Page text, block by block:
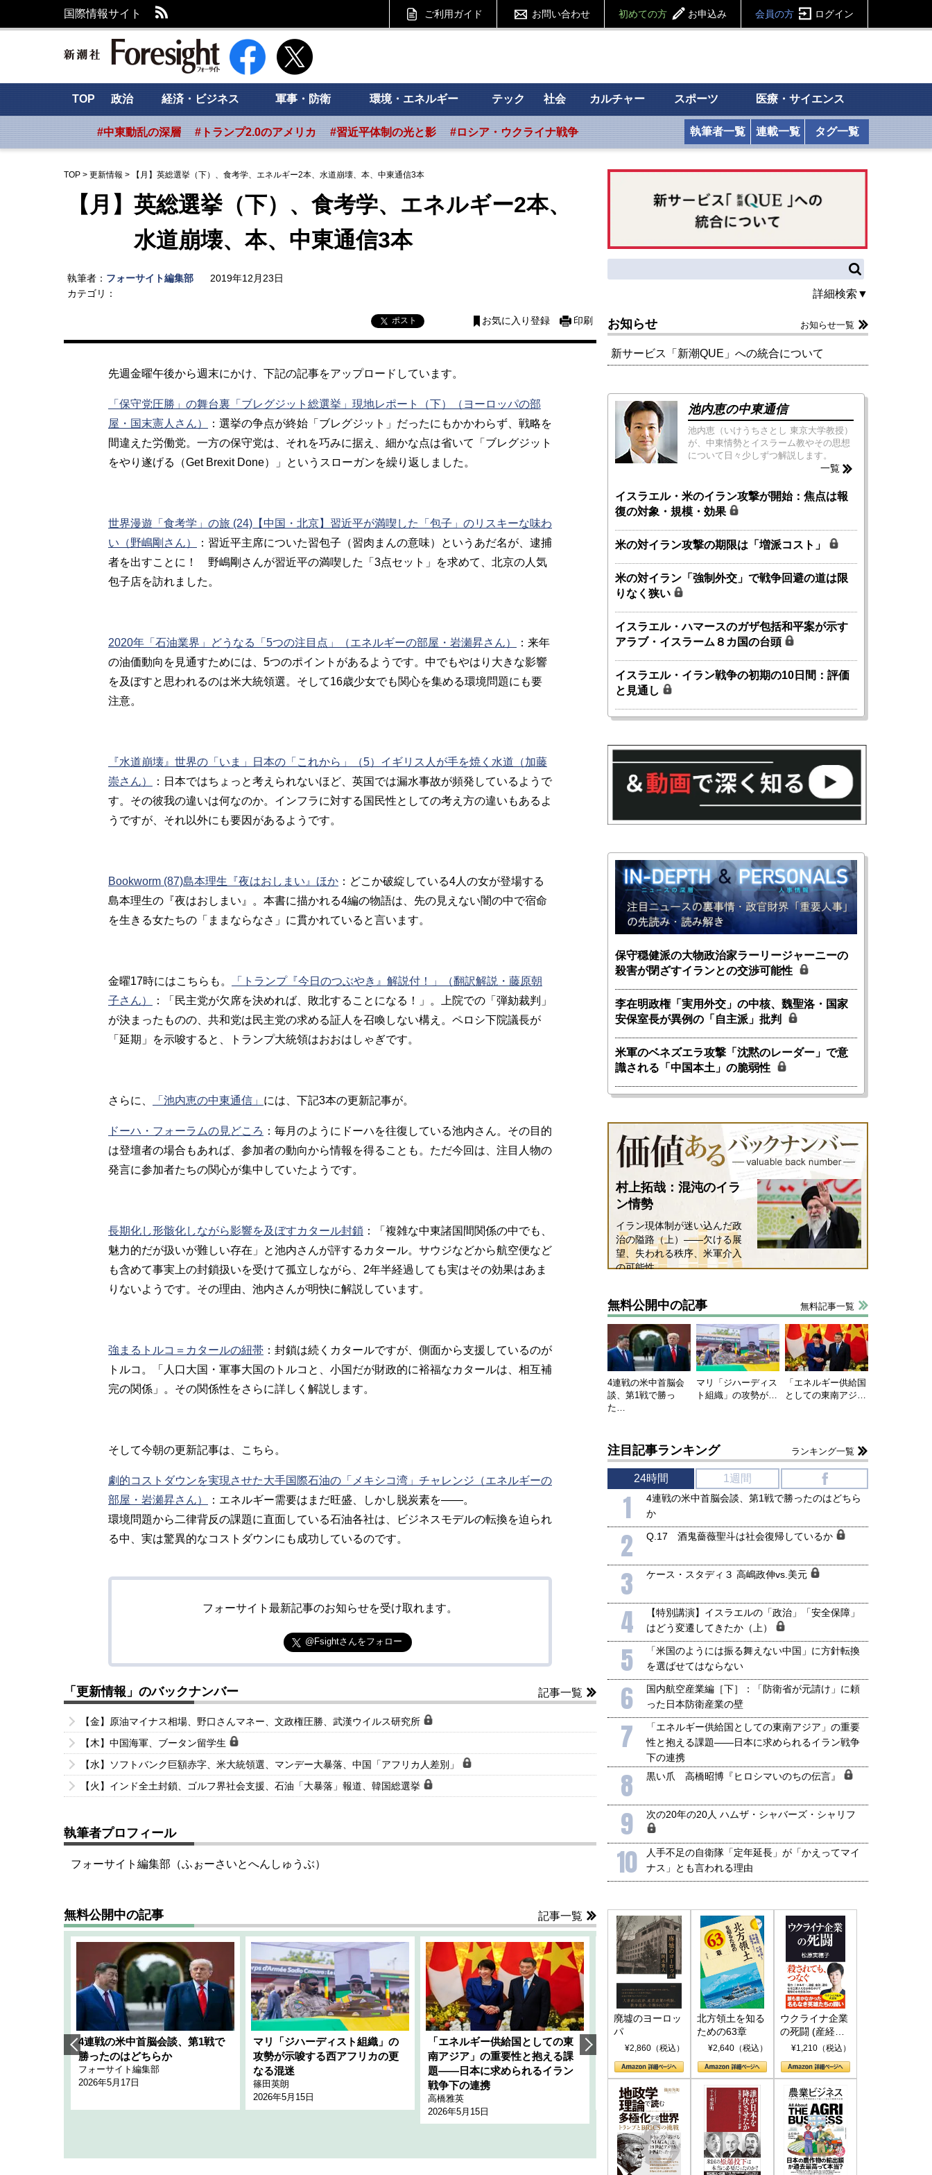
国際情報サイト ご利用ガイド お問い合わせ 初めての方 お申込み 会員の方 ログイン
新潮社 Foresight フォーサイト
TOP 政治 経済・ビジネス 軍事・防衛 環境・エネルギー テック 社会 カルチャー スポーツ 医療・サイエンス
#中東動乱の深層 #トランプ2.0のアメリカ #習近平体制の光と影 #ロシア・ウクライナ戦争 執筆者一覧 連載一覧 タグ一覧
TOP > 更新情報 > 【月】英総選挙（下）、食考学、エネルギー2本、水道崩壊、本、中東通信3本
【月】英総選挙（下）、食考学、エネルギー2本、
水道崩壊、本、中東通信3本
執筆者： フォーサイト編集部
2019年12月23日
カテゴリ：
ポスト お気に入り登録 印刷
先週金曜午後から週末にかけ、下記の記事をアップロードしています。
「保守党圧勝」の舞台裏「ブレグジット総選挙」現地レポート（下）（ヨーロッパの部
屋・国末憲人さん）
：選挙の争点が終始「ブレグジット」だったにもかかわらず、戦略を
間違えた労働党。一方の保守党は、それを巧みに据え、細かな点は省いて「ブレグジット
をやり遂げる（Get Brexit Done）」というスローガンを繰り返しました。
世界漫遊「食考学」の旅 (24)【中国・北京】習近平が満喫した「包子」のリスキーな味わ
い（野嶋剛さん）
：習近平主席についた習包子（習肉まんの意味）というあだ名が、逮捕
者を出すことに！ 野嶋剛さんが習近平の満喫した「3点セット」を求めて、北京の人気
包子店を訪れました。
2020年「石油業界」どうなる「5つの注目点」（エネルギーの部屋・岩瀬昇さん） ： 来年
の油価動向を見通すためには、5つのポイントがあるようです。中でもやはり大きな影響
を及ぼすと思われるのは米大統領選。そして16歳少女でも関心を集める環境問題にも要
注意。
『水道崩壊』世界の「いま」日本の「これから」（5）イギリス人が手を焼く水道（加藤
崇さん）
： 日本ではちょっと考えられないほど、英国では漏水事故が頻発しているようで
す。その彼我の違いは何なのか。インフラに対する国民性としての考え方の違いもあるよ
うですが、それ以外にも要因があるようです。
Bookworm (87)島本理生『夜はおしまい』ほか ：どこか破綻している4人の女が登場する
島本理生の『夜はおしまい』。本書に描かれる4編の物語は、先の見えない闇の中で宿命
を生きる女たちの「ままならなさ」に貫かれていると言います。
金曜17時にはこちらも。
「トランプ『今日のつぶやき』解説付！」（翻訳解説・藤原朝
子さん）
：
「民主党が欠席を決めれば、敗北することになる！」。上院での「弾劾裁判」
が決まったものの、共和党は民主党の求める証人を召喚しない構え。ペロシ下院議長が
「延期」を示唆すると、トランプ大統領はおおはしゃぎです。
さらに、 「池内恵の中東通信」 には、下記3本の更新記事が。
ドーハ・フォーラムの見どころ ： 毎月のようにドーハを往復している池内さん。その目的
は登壇者の場合もあれば、参加者の動向から情報を得ることも。ただ今回は、注目人物の
発言に参加者たちの関心が集中していたようです。
長期化し形骸化しながら影響を及ぼすカタール封鎖 ：
「複雑な中東諸国間関係の中でも、
魅力的だが扱いが難しい存在」と池内さんが評するカタール。サウジなどから航空便など
も含めて事実上の封鎖扱いを受けて孤立しながら、2年半経過しても実はその効果はあま
りないようです。その理由、池内さんが明快に解説しています。
強まるトルコ＝カタールの紐帯 ： 封鎖は続くカタールですが、側面から支援しているのが
トルコ。「人口大国・軍事大国のトルコと、小国だが財政的に裕福なカタールは、相互補
完の関係」。その関係性をさらに詳しく解説します。
そして今朝の更新記事は、こちら。
劇的コストダウンを実現させた大手国際石油の「メキシコ湾」チャレンジ（エネルギーの
部屋・岩瀬昇さん）
： エネルギー需要はまだ旺盛、しかし脱炭素を――。
環境問題から二律背反の課題に直面している石油各社は、ビジネスモデルの転換を迫られ
る中、実は驚異的なコストダウンにも成功しているのです。
フォーサイト最新記事のお知らせを受け取れます。
@Fsightさんをフォロー
「更新情報」のバックナンバー 記事一覧
【金】原油マイナス相場、野口さんマネー、文政権圧勝、武漢ウイルス研究所
【木】中国海軍、ブータン留学生
【水】ソフトバンク巨額赤字、米大統領選、マンデー大暴落、中国「アフリカ人差別」
【火】インド全土封鎖、ゴルフ界社会支援、石油「大暴落」報道、韓国総選挙
執筆者プロフィール
フォーサイト編集部（ふぉーさいとへんしゅうぶ）
無料公開中の記事 記事一覧
4連戦の米中首脳会談、第1戦で
勝ったのはどちらか
フォーサイト編集部
2026年5月17日
マリ「ジハーディスト組織」の
攻勢が示唆する西アフリカの更
なる混迷
篠田英朗
2026年5月15日
「エネルギー供給国としての東
南アジア」の重要性と抱える課
題――日本に求められるイラン
戦争下の連携
高橋雅英
2026年5月15日
韓国にも理解してほしい「極東
1905年体制」における日米韓安
全保障協力の意味
2026年5月15日
ホルムズ海峡危機で加速したエ
ネルギー転換が「中国依存」に
行き着くリスク
2026年5月14日
詳細検索▼
お知らせ お知らせ一覧
新サービス「新潮QUE」への統合について
池内恵の中東通信
池内恵（いけうちさとし 東京大学教授）
が、中東情勢とイスラーム教やその思想
について日々少しずつ解説します。
一覧
イスラエル・米のイラン攻撃が開始：焦点は報
復の対象・規模・効果
米の対イラン攻撃の期限は「増派コスト」
米の対イラン「強制外交」で戦争回避の道は限
りなく狭い
イスラエル・ハマースのガザ包括和平案が示す
アラブ・イスラーム８カ国の台頭
イスラエル・イラン戦争の初期の10日間：評価
と見通し
保守穏健派の大物政治家ラーリージャーニーの
殺害が閉ざすイランとの交渉可能性
李在明政権「実用外交」の中核、魏聖洛・国家
安保室長が異例の「自主派」批判
米軍のベネズエラ攻撃「沈黙のレーダー」で意
識される「中国本土」の脆弱性
村上拓哉：混沌のイラ
ン情勢
イラン現体制が迷い込んだ政
治の隘路（上）――欠ける展
望、失われる秩序、米軍介入
の可能性
無料公開中の記事 無料記事一覧
4連戦の米中首脳会
談、第1戦で勝っ
た…
マリ「ジハーディス
ト組織」の攻勢が…
「エネルギー供給国
としての東南アジ…
注目記事ランキング ランキング一覧
24時間 1週間
1
4連戦の米中首脳会談、第1戦で勝ったのはどちら
か
2 Q.17 酒鬼薔薇聖斗は社会復帰しているか
3 ケース・スタディ３ 高嶋政伸vs.美元
4
【特別講演】イスラエルの「政治」「安全保障」
はどう変遷してきたか（上）
5
「米国のようには振る舞えない中国」に方針転換
を選ばせてはならない
6
国内航空産業編［下］：「防衛省が元請け」に頼
った日本防衛産業の壁
7
「エネルギー供給国としての東南アジア」の重要
性と抱える課題――日本に求められるイラン戦争
下の連携
8 黒い爪 高橋昭博『ヒロシマいのちの伝言』
9 次の20年の20人 ハムザ・シャバーズ・シャリフ
10
人手不足の自衛隊「定年延長」が「かえってマイ
ナス」とも言われる理由
廃墟のヨーロッ
パ
¥2,860（税込）
北方領土を知る
ための63章
¥2,640（税込）
ウクライナ企業
の死闘 (産経セ
レクト S 039)
¥1,210（税込）